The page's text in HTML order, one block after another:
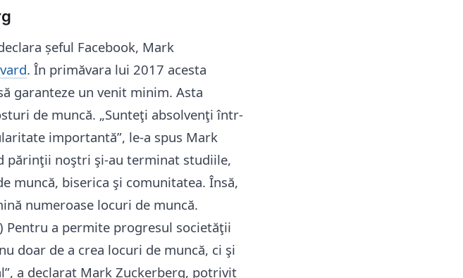
șeful Facebook, Mark
. În primăvara lui 2017 acesta
garanteze un venit minim. Asta
de muncă. „Sunteţi absolvenţi într-
importantă”, le-a spus Mark
părinţii noştri şi-au terminat studiile,
muncă, biserica şi comunitatea. Însă,
numeroase locuri de muncă.
a permite progresul societăţii
doar de a crea locuri de muncă, ci şi
a declarat Mark Zuckerberg, potrivit